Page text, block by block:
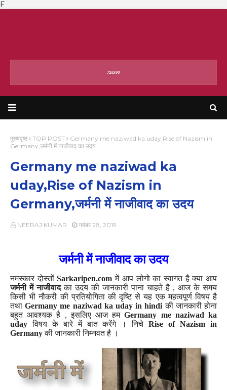
F
मुख्यपृष्ठ TOP POST
Germany me naziwad ka uday,Rise of Nazism in
Germany,जर्मनी में नाजीवाद का उदय
Germany me naziwad ka
uday,Rise of Nazism in
Germany,जर्मनी में नाजीवाद का उदय
NEERAJ KUMAR नवंबर 28, 2019
जर्मनी में नाजीवाद का उदय
नमस्कार दोस्तोंSarkaripen.com में आप लोगो का स्वागत है क्या आप
जर्मनी में नाजीवादका उदय की जानकारी पाना चाहते है , आज के समय
किसी भी नौकरी की प्रतियोगिता की दृष्टि से यह एक महत्वपूर्ण विषय है
तथाGermany me naziwad ka uday in hindiकी जानकारी होना
बहुत आवश्यक है , इसलिए आज हमGermany me naziwad ka
uday विषय के बारे में बात करेंगे । निचेRise of Nazism in
Germanyकी जानकारी निम्नवत है ।